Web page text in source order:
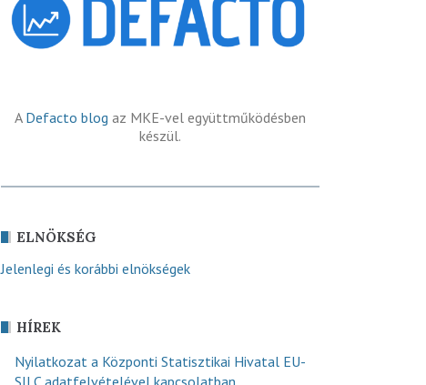
A Defacto blog az MKE-vel együttműködésben
készül.
ELNÖKSÉG
Jelenlegi és korábbi elnökségek
HÍREK
Nyilatkozat a Központi Statisztikai Hivatal EU-
SILC adatfelvételével kapcsolatban